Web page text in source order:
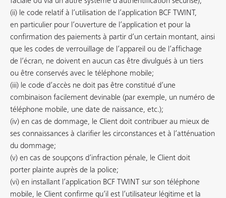
(ii) le code relatif à l’utilisation de l’application BCF TWINT,
en particulier pour l’ouverture de l’application et pour la
confirmation des paiements à partir d’un certain montant, ainsi
que les codes de verrouillage de l’appareil ou de l’affichage
de l’écran, ne doivent en aucun cas être divulgués à un tiers
ou être conservés avec le téléphone mobile;
(iii) le code d’accès ne doit pas être constitué d’une
combinaison facilement devinable (par exemple, un numéro de
téléphone mobile, une date de naissance, etc.);
(iv) en cas de dommage, le Client doit contribuer au mieux de
ses connaissances à clarifier les circonstances et à l’atténuation
du dommage;
(v) en cas de soupçons d’infraction pénale, le Client doit
porter plainte auprès de la police;
(vi) en installant l’application BCF TWINT sur son téléphone
mobile, le Client confirme qu’il est l’utilisateur légitime et la